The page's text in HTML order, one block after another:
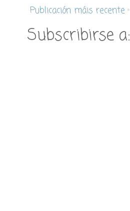
Publicación máis recente
Subscribirse a: